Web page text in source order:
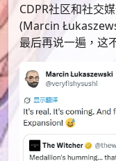
CDPR社区和社交
(Marcin
最后再说一遍，这